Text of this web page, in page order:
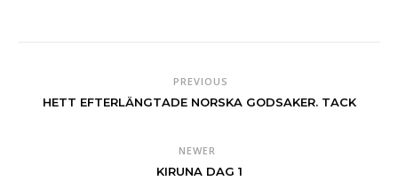
PREVIOUS
HETT EFTERLÄNGTADE NORSKA GODSAKER. TACK
NEWER
KIRUNA DAG 1